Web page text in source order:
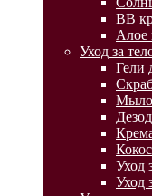
BB
Алое
Уход за
Гели
Мыло
Уход
Уход